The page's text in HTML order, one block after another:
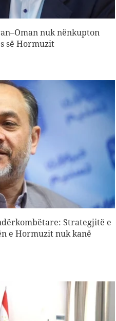
nuk nënkupton
së Hormuzit
Strategjitë e
e Hormuzit nuk kanë